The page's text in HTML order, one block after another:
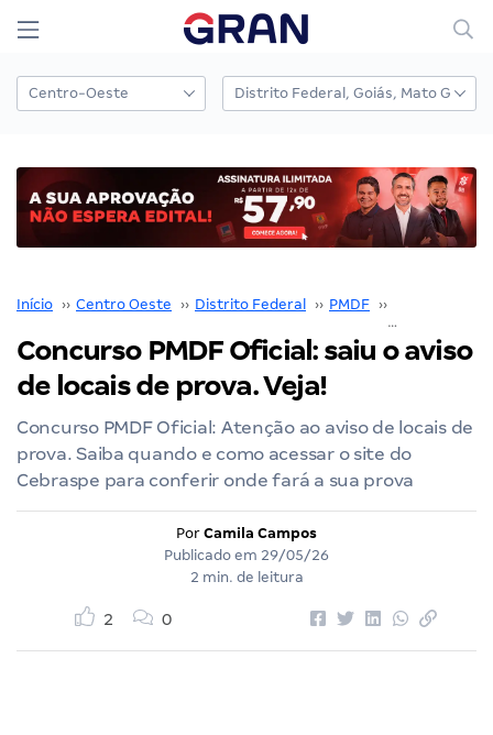
Início ›› Centro Oeste ›› Distrito Federal ›› PMDF ››
Concurso PMDF Oficial: saiu o aviso
de locais de prova. Veja!
Concurso PMDF Oficial: Atenção ao aviso de locais de
prova. Saiba quando e como acessar o site do
Cebraspe para conferir onde fará a sua prova
Por Camila Campos
Publicado em 29/05/26
2 min. de leitura
2 0